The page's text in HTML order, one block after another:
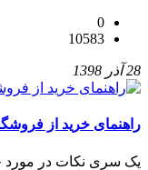
0
10583
28 آذر 1398
راهنمای خرید از
یک سری نکات در مورد